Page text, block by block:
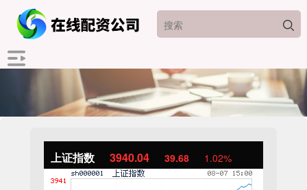
上证指数 3940.04 39.68 1.02%